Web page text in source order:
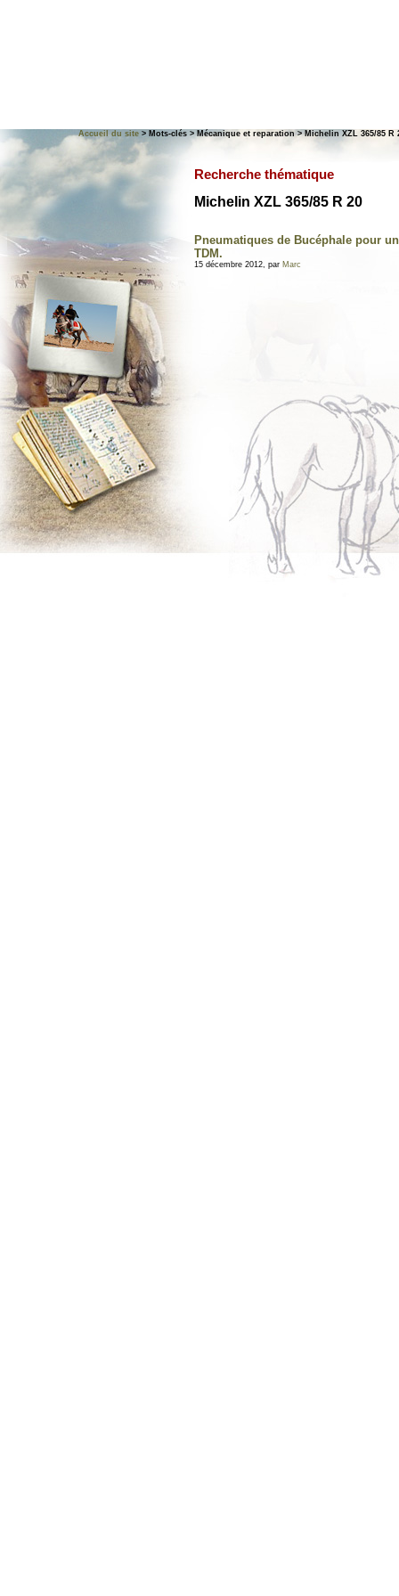
Accueil du site > Mots-clés > Mécanique et reparation > Michelin XZL 365/85 R
Recherche thématique
Michelin XZL 365/85 R 20
Pneumatiques de Bucéphale pour un
TDM.
15 décembre 2012, par Marc